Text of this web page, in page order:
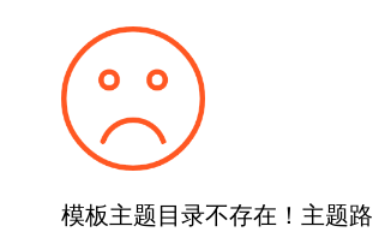
模板主题目录不存在！主题路